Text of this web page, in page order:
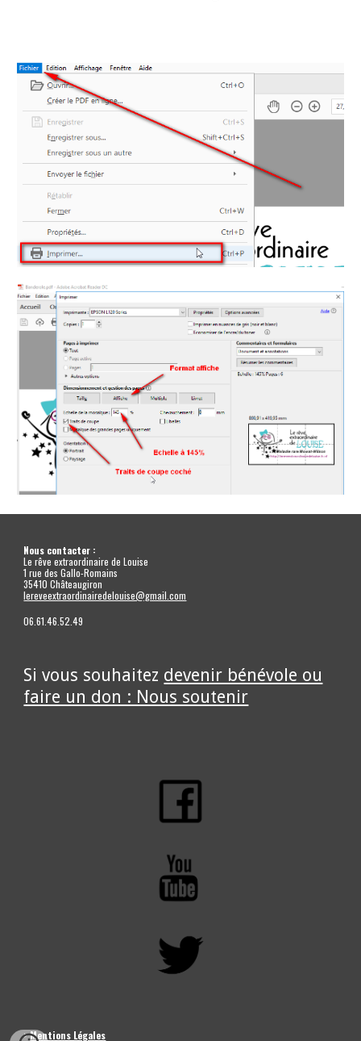
Nous contacter :
Le rêve extraordinaire de Louise
1 rue des Gallo-Romains
35410 Châteaugiron
lereveextraordinairedelouise@gmail.com
06.61.46.52.49
Si vous souhaitez devenir bénévole ou
faire un don : Nous soutenir
>Mentions Légales